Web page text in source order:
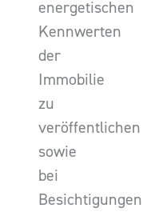
energetischen
Kennwerten
der
Immobilie
zu
veröffentlichen
sowie
bei
Besichtigungen